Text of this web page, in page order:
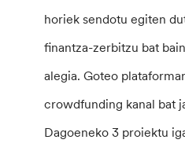
horiek sendotu egiten
finantza-zerbitzu bat
alegia. Goteo
crowdfunding kanal bat
Dagoeneko 3 proiektu